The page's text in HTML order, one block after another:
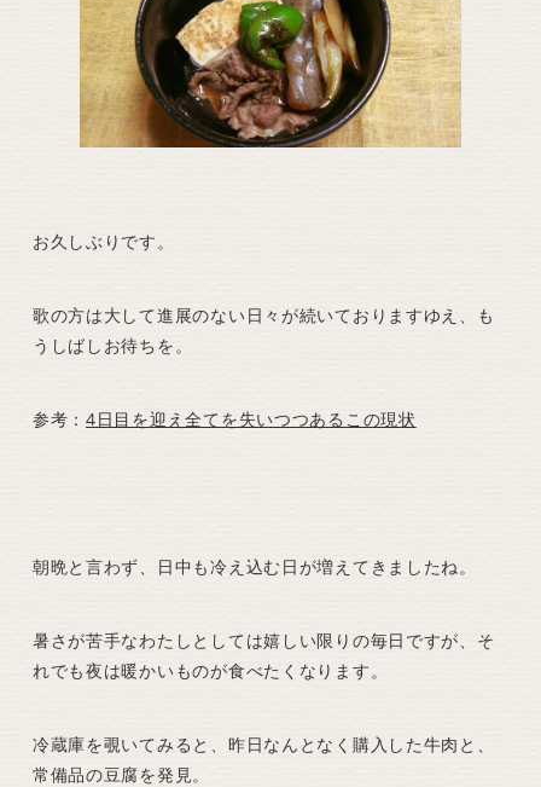
お久しぶりです。
歌の方は大して進展のない日々が続いておりますゆえ、も
うしばしお待ちを。
参考：4日目を迎え全てを失いつつあるこの現状
朝晩と言わず、日中も冷え込む日が増えてきましたね。
暑さが苦手なわたしとしては嬉しい限りの毎日ですが、そ
れでも夜は暖かいものが食べたくなります。
冷蔵庫を覗いてみると、昨日なんとなく購入した牛肉と、
常備品の豆腐を発見。